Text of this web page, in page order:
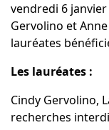
vendredi 6
Gervolino et
lauréates
Les lauréates :
Cindy Gervolino,
recherches